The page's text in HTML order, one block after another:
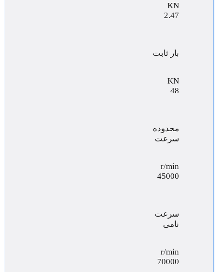
KN
2.47
بار ثابت
KN
48
محدوده
سرعت
r/min
45000
سرعت
نامی
r/min
70000